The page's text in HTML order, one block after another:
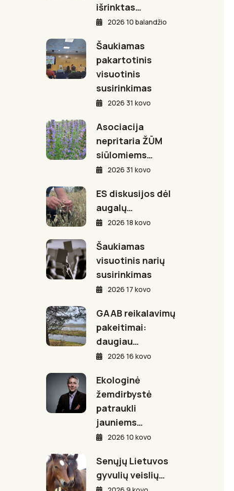
išrinktas…
2026 10 balandžio
Šaukiamas
pakartotinis
visuotinis
susirinkimas
2026 31 kovo
Asociacija
nepritaria ŽŪM
siūlomiems…
2026 31 kovo
ES diskusijos dėl
augalų…
2026 18 kovo
Šaukiamas
visuotinis narių
susirinkimas
2026 17 kovo
GAAB reikalavimų
pakeitimai:
daugiau…
2026 16 kovo
Ekologinė
žemdirbystė
patraukli
jauniems…
2026 10 kovo
Senųjų Lietuvos
gyvulių veislių…